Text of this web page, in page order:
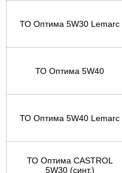
ТО Оптима 5W30 Lemarc
ТО Оптима 5W40
ТО Оптима 5W40 Lemarc
ТО Оптима CASTROL
5W30 (синт.)